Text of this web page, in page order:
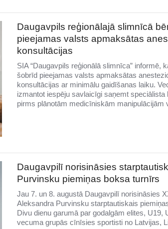
Daugavpils reģionālajā slimnīcā
pieejamas valsts apmaksātas
konsultācijas
SIA “Daugavpils reģionālā slimnīca” informē,
šobrīd pieejamas valsts apmaksātas
konsultācijas ar minimālu gaidīšanas laiku.
izmantot iespēju savlaicīgi saņemt speciālista
pirms plānotām medicīniskām manipulācijām
Daugavpilī norisināsies
Purvinsku piemiņas boksa turnīrs
Jau 7. un 8. augustā Daugavpilī norisināsies
Aleksandra Purvinsku starptautiskais
Divu dienu garumā par godalgām elites, U19,
vecuma grupās cīnīsies sportisti no Latvijas,